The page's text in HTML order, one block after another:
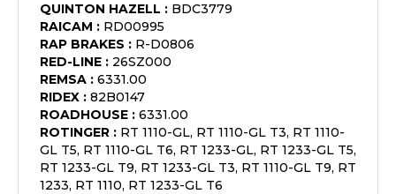
QUINTON HAZELL : BDC3779
RAICAM : RD00995
RAP BRAKES : R-D0806
RED-LINE : 26SZ000
REMSA : 6331.00
RIDEX : 82B0147
ROADHOUSE : 6331.00
ROTINGER : RT 1110-GL, RT 1110-GL T3, RT 1110-
GL T5, RT 1110-GL T6, RT 1233-GL, RT 1233-GL T5,
RT 1233-GL T9, RT 1233-GL T3, RT 1110-GL T9, RT
1233, RT 1110, RT 1233-GL T6